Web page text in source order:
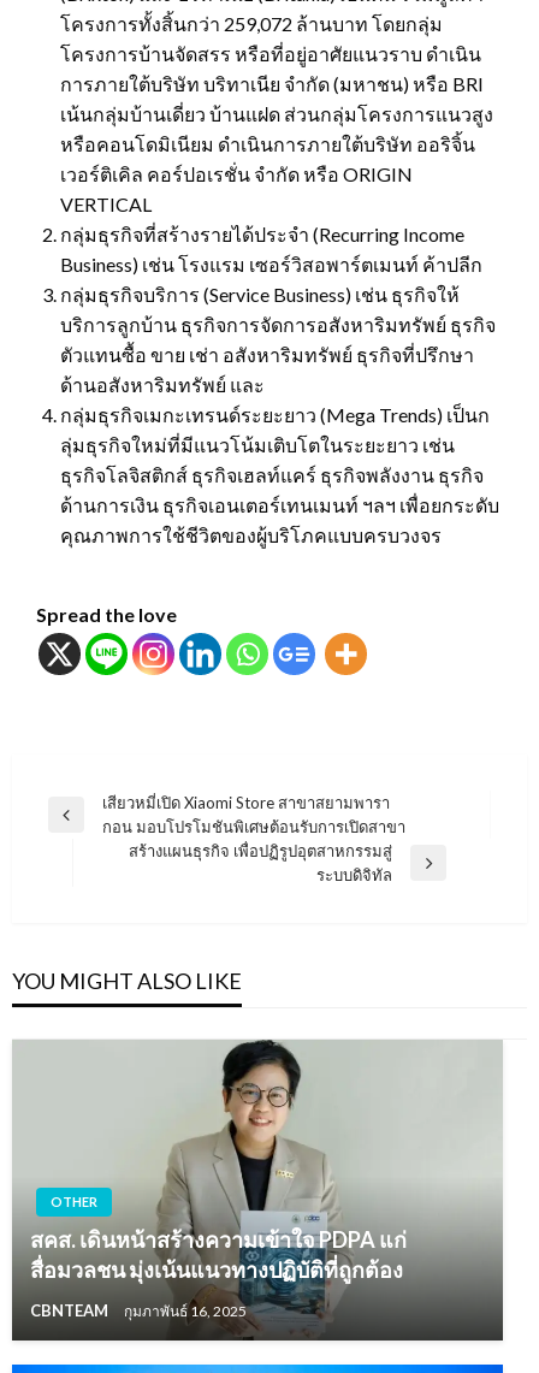
โครงการทั้งสิ้นกว่า 259,072 ล้านบาท โดยกลุ่ม
โครงการบ้านจัดสรร หรือที่อยู่อาศัยแนวราบ ดำเนิน
การภายใต้บริษัท บริทาเนีย จำกัด (มหาชน) หรือ BRI
เน้นกลุ่มบ้านเดี่ยว บ้านแฝด ส่วนกลุ่มโครงการแนวสูง
หรือคอนโดมิเนียม ดำเนินการภายใต้บริษัท ออริจิ้น
เวอร์ติเคิล คอร์ปอเรชั่น จำกัด หรือ ORIGIN
VERTICAL
กลุ่มธุรกิจที่สร้างรายได้ประจำ (Recurring Income
Business) เช่น โรงแรม เซอร์วิสอพาร์ตเมนท์ ค้าปลีก
กลุ่มธุรกิจบริการ (Service Business) เช่น ธุรกิจให้
บริการลูกบ้าน ธุรกิจการจัดการอสังหาริมทรัพย์ ธุรกิจ
ตัวแทนซื้อ ขาย เช่า อสังหาริมทรัพย์ ธุรกิจที่ปรึกษา
ด้านอสังหาริมทรัพย์ และ
กลุ่มธุรกิจเมกะเทรนด์ระยะยาว (Mega Trends) เป็นก
ลุ่มธุรกิจใหม่ที่มีแนวโน้มเติบโตในระยะยาว เช่น
ธุรกิจโลจิสติกส์ ธุรกิจเฮลท์แคร์ ธุรกิจพลังงาน ธุรกิจ
ด้านการเงิน ธุรกิจเอนเตอร์เทนเมนท์ ฯลฯ เพื่อยกระดับ
คุณภาพการใช้ชีวิตของผู้บริโภคแบบครบวงจร
Spread the love
แนะแนว
Previous
เสียวหมี่เปิด Xiaomi Store สาขาสยามพารา
กอน มอบโปรโมชันพิเศษต้อนรับการเปิดสาขา
สร้างแผนธุรกิจ เพื่อปฏิรูปอุตสาหกรรมสู่
ระบบดิจิทัล
YOU MIGHT ALSO LIKE
OTHER
สคส. เดินหน้าสร้างความเข้าใจ PDPA แก่
สื่อมวลชน มุ่งเน้นแนวทางปฏิบัติที่ถูกต้อง
CBNTEAM กุมภาพันธ์ 16, 2025